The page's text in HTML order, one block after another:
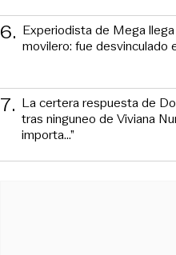
6. Experiodista de Mega
movilero: fue desvinculado
7. La certera respuesta de
tras ninguneo de Viviana
importa...”